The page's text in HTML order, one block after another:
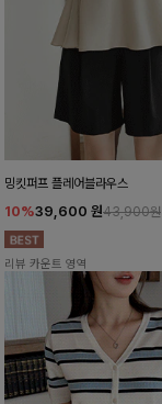
밍킷퍼프 플레어블라우스
10%39,600 원43,900원
리뷰 카운트 영역